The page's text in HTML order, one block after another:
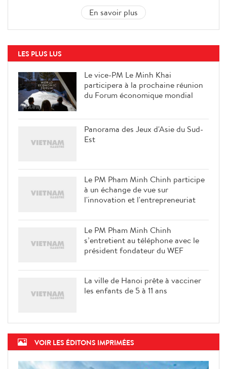
En savoir plus
LES PLUS LUS
Le vice-PM Le Minh Khai
participera à la prochaine réunion
du Forum économique mondial
Panorama des Jeux d'Asie du Sud-
Est
Le PM Pham Minh Chinh participe
à un échange de vue sur
l'innovation et l'entrepreneuriat
Le PM Pham Minh Chinh
s’entretient au téléphone avec le
président fondateur du WEF
La ville de Hanoi prête à vacciner
les enfants de 5 à 11 ans
VOIR LES ÉDITONS IMPRIMÉES